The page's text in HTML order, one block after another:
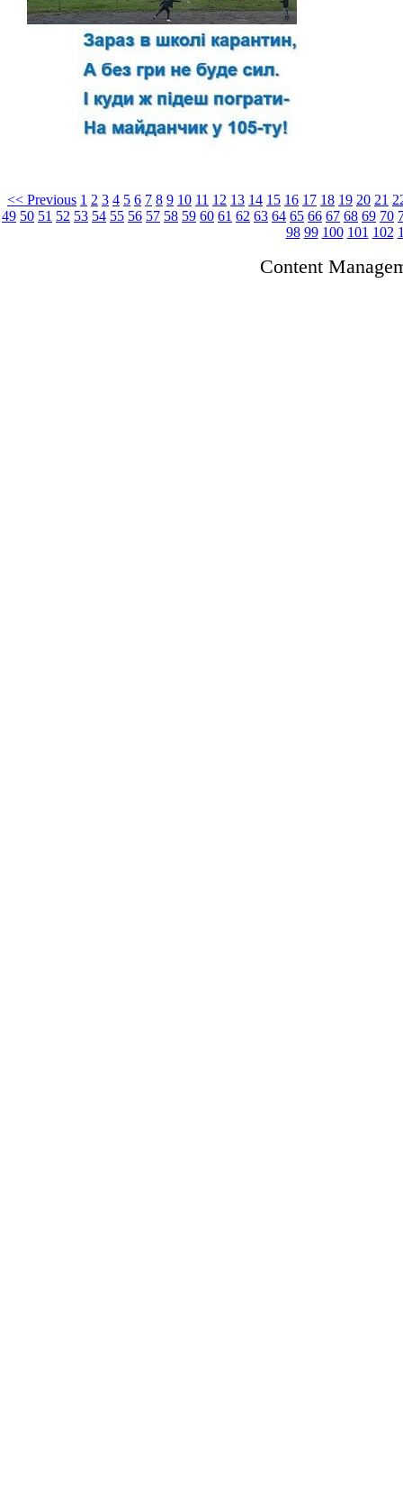
<< Previous 1 2 3 4 5 6 7 8 9 10 11 12 13 14 15 16 17 18 19 20 21
49 50 51 52 53 54 55 56 57 58 59 60 61 62 63 64 65 66 67 68 69 70
98 99 100 101 102
Content